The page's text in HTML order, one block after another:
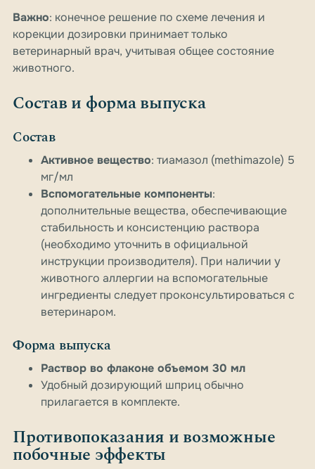
Важно: конечное решение по схеме лечения и
корекции дозировки принимает только
ветеринарный врач, учитывая общее состояние
животного.
Состав и форма выпуска
Состав
Активное вещество: тиамазол (methimazole) 5
мг/мл
Вспомогательные компоненты:
дополнительные вещества, обеспечивающие
стабильность и консистенцию раствора
(необходимо уточнить в официальной
инструкции производителя). При наличии у
животного аллергии на вспомогательные
ингредиенты следует проконсультироваться с
ветеринаром.
Форма выпуска
Раствор во флаконе объемом 30 мл
Удобный дозирующий шприц обычно
прилагается в комплекте.
Противопоказания и возможные
побочные эффекты